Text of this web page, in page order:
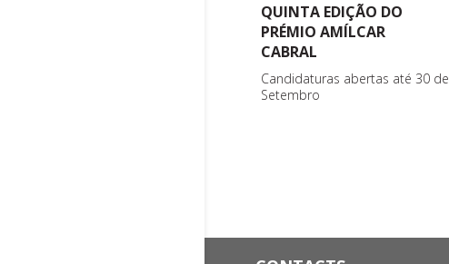
QUINTA EDIÇÃO DO
PRÉMIO AMÍLCAR
CABRAL
Candidaturas abertas até 30 de
Setembro